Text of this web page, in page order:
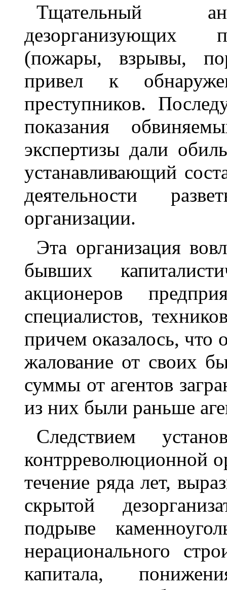
Тщательный
дезорганизующих
(пожары, взрывы,
привел к
преступников.
показания
экспертизы дали
устанавливающий
деятельности
организации.
Эта организация
бывших
акционеров
специалистов,
причем оказалось, что
жалование от своих
суммы от агентов
из них были раньше
Следствием
контрреволюционной
течение ряда лет,
скрытой
подрыве
нерационального
капитала,